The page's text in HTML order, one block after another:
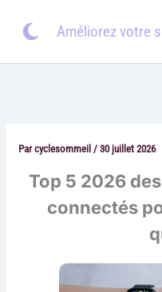
contenu
Améliorez votre
Parcyclesommeil /30 juillet 2026
Top 5 2026
connectés